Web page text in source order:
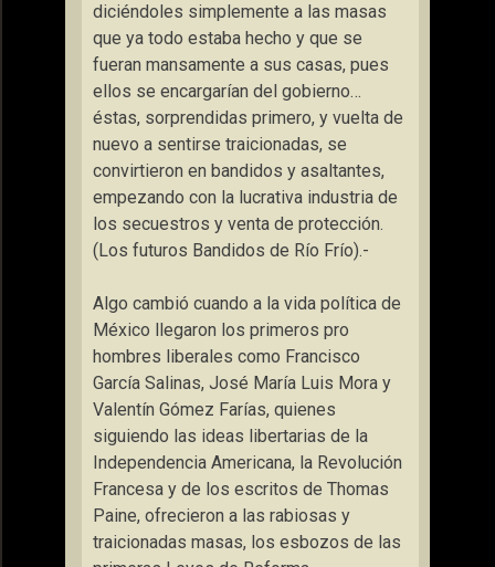
diciéndoles simplemente a las masas
que ya todo estaba hecho y que se
fueran mansamente a sus casas, pues
ellos se encargarían del gobierno…
éstas, sorprendidas primero, y vuelta de
nuevo a sentirse traicionadas, se
convirtieron en bandidos y asaltantes,
empezando con la lucrativa industria de
los secuestros y venta de protección.
(Los futuros Bandidos de Río Frío).-
Algo cambió cuando a la vida política de
México llegaron los primeros pro
hombres liberales como Francisco
García Salinas, José María Luis Mora y
Valentín Gómez Farías, quienes
siguiendo las ideas libertarias de la
Independencia Americana, la Revolución
Francesa y de los escritos de Thomas
Paine, ofrecieron a las rabiosas y
traicionadas masas, los esbozos de las